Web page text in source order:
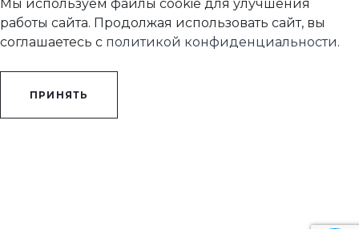
Мы используем файлы cookie для улучшения
работы сайта. Продолжая использовать сайт, вы
соглашаетесь с политикой конфиденциальности.
ПРИНЯТЬ